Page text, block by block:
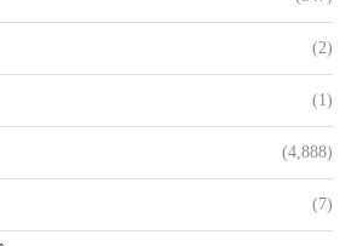
(2)
(1)
(4,888)
(7)